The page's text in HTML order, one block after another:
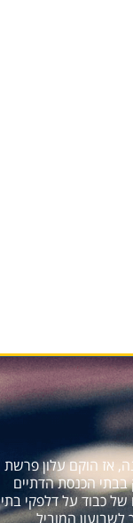
לפני 25 שנה, אז הוקם עלון פרשת
הכנסת הדתיים
כבוד על דלפקי בתי
המוביל